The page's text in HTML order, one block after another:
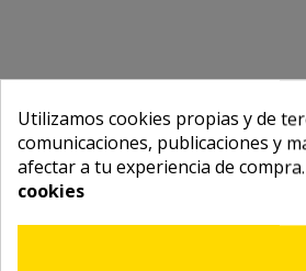
Utilizamos cookies propias y de
comunicaciones, publicaciones y
afectar a tu experiencia de
cookies